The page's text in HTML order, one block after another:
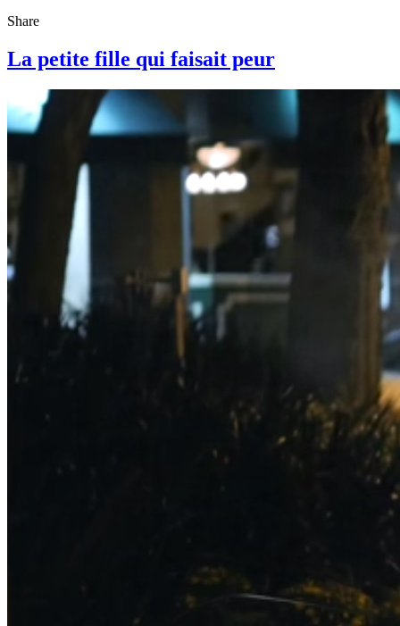
Share
La petite fille qui faisait peur